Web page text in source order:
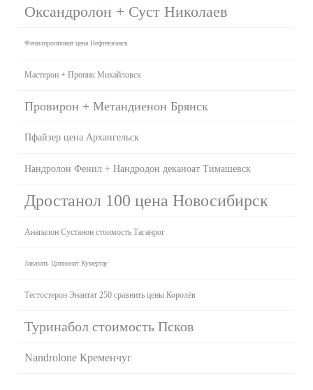
Оксандролон + Суст Николаев
Фенилпропионат цена Нефтеюганск
Мастерон + Пропик Михайловск
Провирон + Метандиенон Брянск
Пфайзер цена Архангельск
Нандролон Фенил + Нандродон деканоат Тимашевск
Дростанол 100 цена Новосибирск
Анапалон Сустанон стоимость Таганрог
Заказать Ципионат Кумертау
Тестостерон Энантат 250 сравнить цены Королёв
Туринабол стоимость Псков
Nandrolone Кременчуг